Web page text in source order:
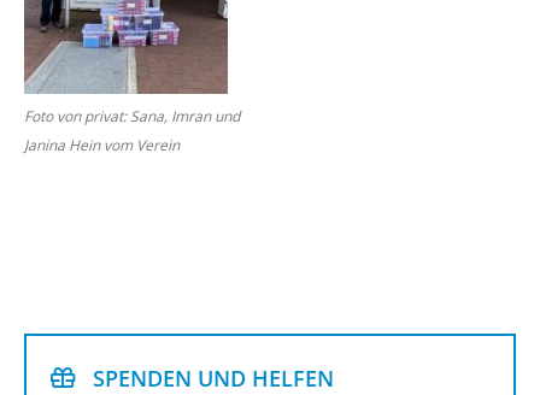
Foto von pri­vat: Sana, Imran und
Ja­ni­na Hein vom Ver­ein
SPEN­DEN UND HEL­FEN